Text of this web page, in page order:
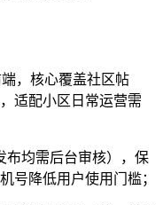
，核心覆盖社区帖
适配小区日常运营需
布均需后台审核），保
号降低用户使用门槛；